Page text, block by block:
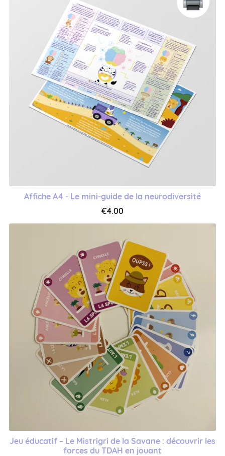
Affiche A4 - Le mini-guide de la neurodiversité
€4.00
Jeu éducatif – Le Mistrigri de la Savane : découvrir les
forces du TDAH en jouant